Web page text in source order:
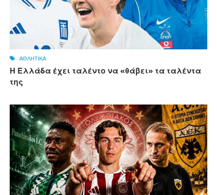
ΑΘΛΗΤΙΚΑ
Η Ελλάδα έχει ταλέντο να «θάβει» τα ταλέντα
της